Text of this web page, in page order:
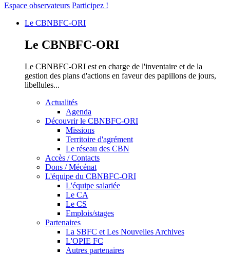
Espace observateurs Participez !
Le CBNBFC-ORI
Le CBNBFC-ORI
Le CBNBFC-ORI est en charge de l'inventaire et de la
gestion des plans d'actions en faveur des papillons de jours,
libellules...
Actualités
Agenda
Découvrir le CBNBFC-ORI
Missions
Territoire d'agrément
Le réseau des CBN
Accès / Contacts
Dons / Mécénat
L'équipe du CBNBFC-ORI
L'équipe salariée
Le CA
Le CS
Emplois/stages
Partenaires
La SBFC et Les Nouvelles Archives
L'OPIE FC
Autres partenaires